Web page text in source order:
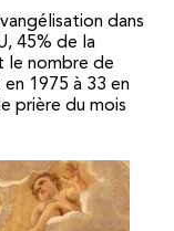
dans
45% de la
le nombre de
1975 à 33 en
prière du mois